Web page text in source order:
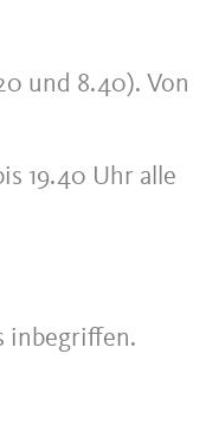
und 8.40). Von
19.40 Uhr alle
inbegriffen.